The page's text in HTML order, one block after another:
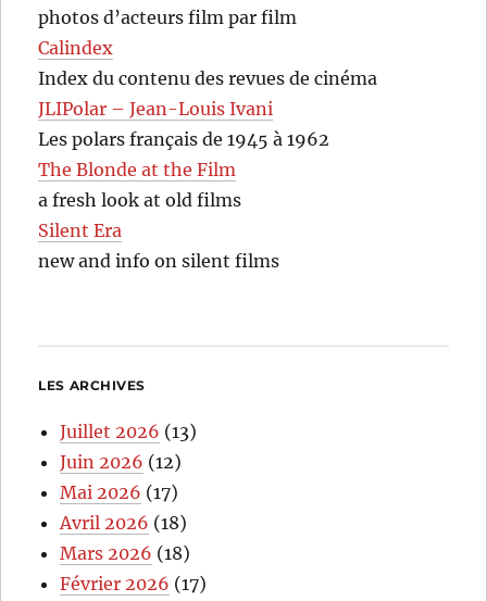
photos d’acteurs film par film
Calindex
Index du contenu des revues de cinéma
JLIPolar – Jean-Louis Ivani
Les polars français de 1945 à 1962
The Blonde at the Film
a fresh look at old films
Silent Era
new and info on silent films
LES ARCHIVES
Juillet 2026 (13)
Juin 2026 (12)
Mai 2026 (17)
Avril 2026 (18)
Mars 2026 (18)
Février 2026 (17)